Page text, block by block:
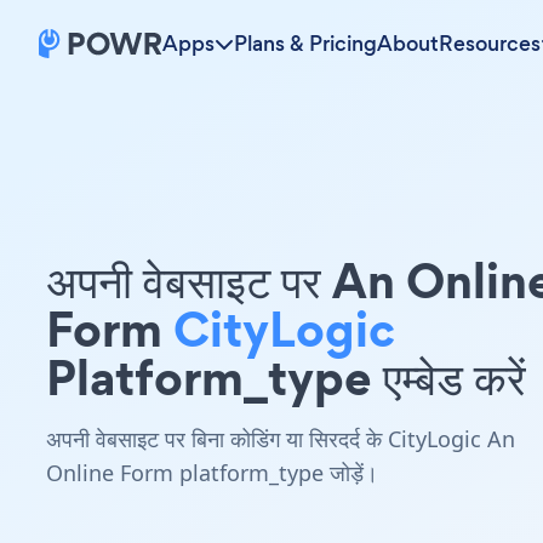
Apps Plans & PricingAboutResources
अपनी वेबसाइट पर An
Form CityLogic
Platform_type एम्बेड करें
अपनी वेबसाइट पर बिना कोडिंग या सिरदर्द के CityLogic An
Online Form platform_type जोड़ें।